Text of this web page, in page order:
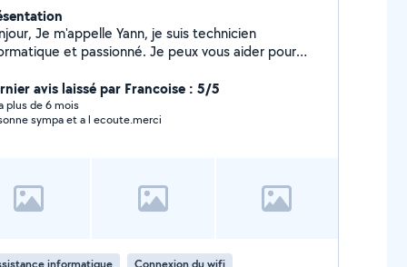
Yann, je suis technicien
et passionné. Je peux vous aider pour
internet, domotique, caméras, maison connectée,
A l'écoute et déterminé, je mettrai tout en œuvre
résoudre vos problèmes ou pour mener à bien
avis laissé par Francoise : 5/5
plus de 6 mois
sympa et a l ecoute.merci
informatique Connexion du wifi